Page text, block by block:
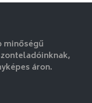
minőségű
áron.